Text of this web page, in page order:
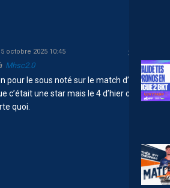
5 octobre 2025 10:45
Mhsc2.0
pour le sous noté sur le match d’hier.
c’était une star mais le 4 d’hier c’est
quoi.